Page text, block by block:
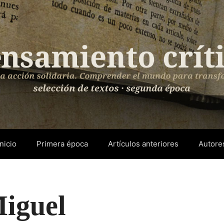
Primera época Artículos anteriores